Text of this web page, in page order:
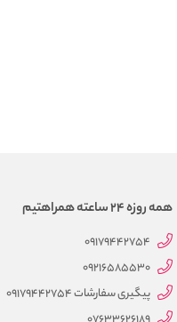
همه روزه 24 ساعته همراهتیم
09179442754
09216585530
پیگیری سفارشات 09179442754